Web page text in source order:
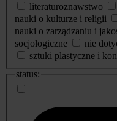
literaturoznawstwo
nauki o kulturze i religii
nauki o zarządzaniu i
socjologiczne
nie
sztuki plastyczne i
status: